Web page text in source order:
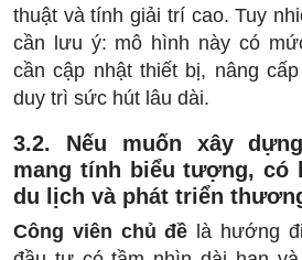
thuật và tính giải trí cao. Tuy
cần lưu ý: mô hình này có
cần cập nhật thiết bị, nâng
duy trì sức hút lâu dài.
3.2. Nếu muốn xây
mang tính biểu tượng, có
du lịch và phát triển
Công viên chủ đề là hướng